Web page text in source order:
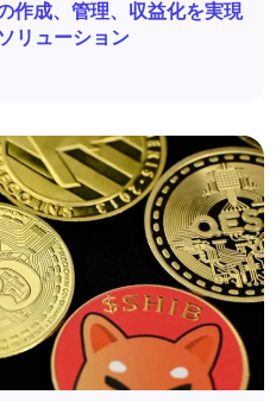
作成、管理、収益化を実現
リューション